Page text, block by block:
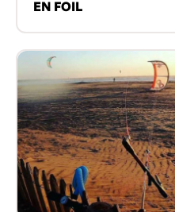
EN FOIL